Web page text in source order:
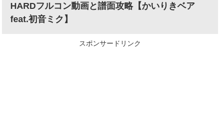
HARDフルコン動画と譜面攻略【かいりきベア
feat.初音ミク】
スポンサードリンク